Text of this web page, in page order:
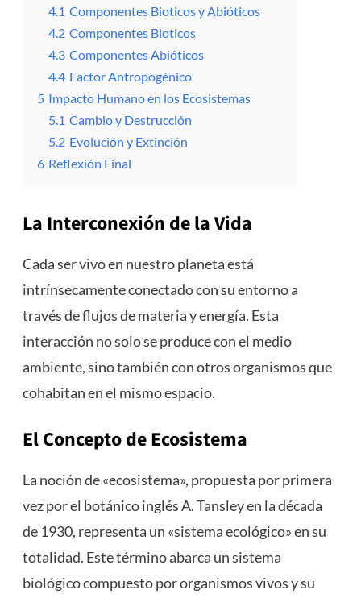
4.1 Componentes Bioticos y Abióticos
4.2 Componentes Bioticos
4.3 Componentes Abióticos
4.4 Factor Antropogénico
5 Impacto Humano en los Ecosistemas
5.1 Cambio y Destrucción
5.2 Evolución y Extinción
6 Reflexión Final
La Interconexión de la Vida
Cada ser vivo en nuestro planeta está
intrínsecamente conectado con su entorno a
través de flujos de materia y energía. Esta
interacción no solo se produce con el medio
ambiente, sino también con otros organismos que
cohabitan en el mismo espacio.
El Concepto de Ecosistema
La noción de «ecosistema», propuesta por primera
vez por el botánico inglés A. Tansley en la década
de 1930, representa un «sistema ecológico» en su
totalidad. Este término abarca un sistema
biológico compuesto por organismos vivos y su